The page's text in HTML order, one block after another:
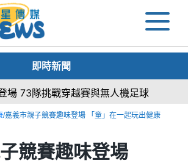
即時新聞
隊挑戰穿越賽與無人機足球
/嘉義市親子競賽趣味登場 「童」在一起玩出健康
競賽趣味登場